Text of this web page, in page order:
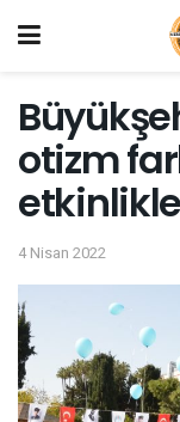
otizm
4 Nisan 2022